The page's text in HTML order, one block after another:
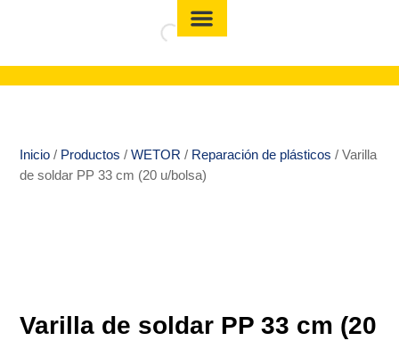
Inicio / Productos / WETOR / Reparación de plásticos / Varilla
de soldar PP 33 cm (20 u/bolsa)
Varilla de soldar PP 33 cm (20